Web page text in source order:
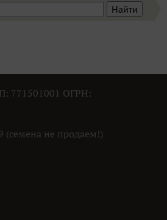
771501001 ОГРН:
(семена не продаем!)